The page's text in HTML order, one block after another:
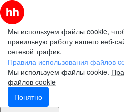
Мы используем файлы cookie,
правильную работу нашего веб-
сетевой трафик.
Правила использования файлов
Мы используем файлы cookie.
файлов cookie
Понятно